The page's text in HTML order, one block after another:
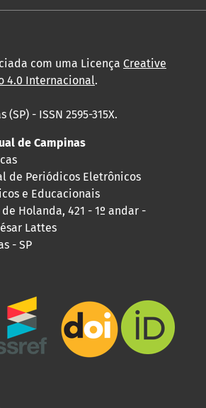
com uma Licença Creative
4.0 Internacional.
- ISSN 2595-315X.
de Campinas
de Periódicos Eletrônicos
e Educacionais
Holanda, 421 - 1º andar -
Lattes
- SP